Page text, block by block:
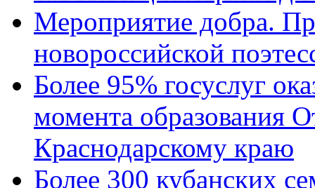
Мероприятие добра.
новороссийской
Более 95% госуслуг
момента образования
Краснодарскому краю
Более 300 кубанских